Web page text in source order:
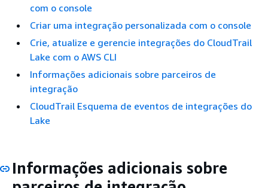
com o console
Criar uma integração personalizada com o console
Crie, atualize e gerencie integrações do CloudTrail
Lake com o AWS CLI
Informações adicionais sobre parceiros de
integração
CloudTrail Esquema de eventos de integrações do
Lake
Informações adicionais sobre